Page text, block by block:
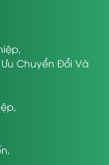
số triệu để mua 1
có sẵn. Ngoài ra
tiền để mua thêm
giá cao gói trang
những nguyện
Doanh nghiệp. Từ
tính năng,…
với web chính
,
Ưu Chuyển Đổi Và
,
,